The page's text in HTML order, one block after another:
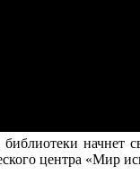
начнет
центра «Мир